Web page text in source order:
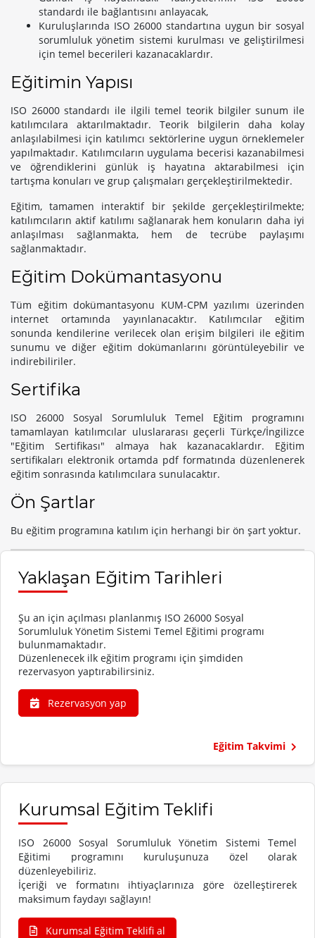
standardı ile bağlantısını anlayacak,
Kuruluşlarında ISO 26000 standartına uygun bir sosyal
sorumluluk yönetim sistemi kurulması ve geliştirilmesi
için temel becerileri kazanacaklardır.
Eğitimin Yapısı
ISO 26000 standardı ile ilgili temel teorik bilgiler sunum ile
katılımcılara aktarılmaktadır. Teorik bilgilerin daha kolay
anlaşılabilmesi için katılımcı sektörlerine uygun örneklemeler
yapılmaktadır. Katılımcıların uygulama becerisi kazanabilmesi
ve öğrendiklerini günlük iş hayatına aktarabilmesi için
tartışma konuları ve grup çalışmaları gerçekleştirilmektedir.
Eğitim, tamamen interaktif bir şekilde gerçekleştirilmekte;
katılımcıların aktif katılımı sağlanarak hem konuların daha iyi
anlaşılması sağlanmakta, hem de tecrübe paylaşımı
sağlanmaktadır.
Eğitim Dokümantasyonu
Tüm eğitim dokümantasyonu KUM-CPM yazılımı üzerinden
internet ortamında yayınlanacaktır. Katılımcılar eğitim
sonunda kendilerine verilecek olan erişim bilgileri ile eğitim
sunumu ve diğer eğitim dokümanlarını görüntüleyebilir ve
indirebiliriler.
Sertifika
ISO 26000 Sosyal Sorumluluk Temel Eğitim programını
tamamlayan katılımcılar uluslararası geçerli Türkçe/İngilizce
"Eğitim Sertifikası" almaya hak kazanacaklardır. Eğitim
sertifikaları elektronik ortamda pdf formatında düzenlenerek
eğitim sonrasında katılımcılara sunulacaktır.
Ön Şartlar
Bu eğitim programına katılım için herhangi bir ön şart yoktur.
Yaklaşan Eğitim Tarihleri
Şu an için açılması planlanmış ISO 26000 Sosyal
Sorumluluk Yönetim Sistemi Temel Eğitimi programı
bulunmamaktadır.
Düzenlenecek ilk eğitim programı için şimdiden
rezervasyon yaptırabilirsiniz.
Rezervasyon yap
Eğitim Takvimi
Kurumsal Eğitim Teklifi
ISO 26000 Sosyal Sorumluluk Yönetim Sistemi Temel
Eğitimi programını kuruluşunuza özel olarak
düzenleyebiliriz.
İçeriği ve formatını ihtiyaçlarınıza göre özelleştirerek
maksimum faydayı sağlayın!
Kurumsal Eğitim Teklifi al